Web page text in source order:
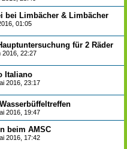
bei Limbächer & Limbächer
01:05
für 2 Räder
2016, 22:27
Italiano
2016, 23:17
2016, 19:47
beim AMSC
2016, 17:42